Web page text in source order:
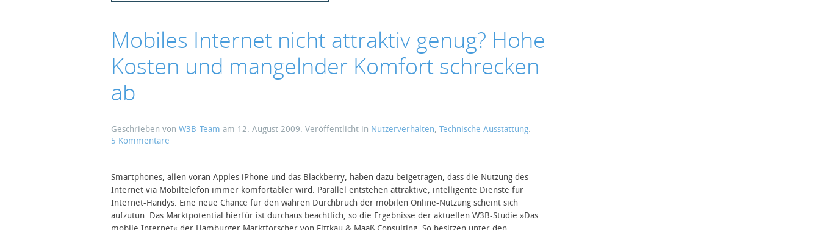
Mobiles Internet nicht attraktiv genug? Hohe
Kosten und mangelnder Komfort schrecken
ab
Geschrieben von W3B-Team am 12. August 2009. Veröffentlicht in Nutzerverhalten, Technische Ausstattung.
5 Kommentare
nicht
attraktiv
genug?
Hohe
Kosten
Smartphones, allen voran Apples iPhone und das Blackberry, haben dazu beigetragen, dass die Nutzung des
Internet via Mobiltelefon immer komfortabler wird. Parallel entstehen attraktive, intelligente Dienste für
Internet-Handys. Eine neue Chance für den wahren Durchbruch der mobilen Online-Nutzung scheint sich
aufzutun. Das Marktpotential hierfür ist durchaus beachtlich, so die Ergebnisse der aktuellen W3B-Studie »Das